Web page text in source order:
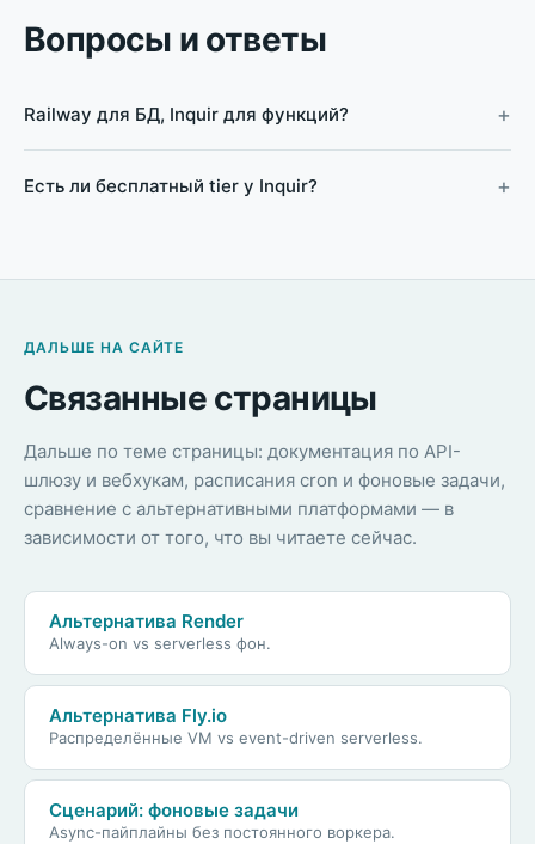
Вопросы и ответы
Railway для БД, Inquir для функций?
Есть ли бесплатный tier у Inquir?
ДАЛЬШЕ НА САЙТЕ
Связанные страницы
Дальше по теме страницы: документация по API-
шлюзу и вебхукам, расписания cron и фоновые задачи,
сравнение с альтернативными платформами — в
зависимости от того, что вы читаете сейчас.
Альтернатива Render
Always-on vs serverless фон.
Альтернатива Fly.io
Распределённые VM vs event-driven serverless.
Сценарий: фоновые задачи
Async-пайплайны без постоянного воркера.